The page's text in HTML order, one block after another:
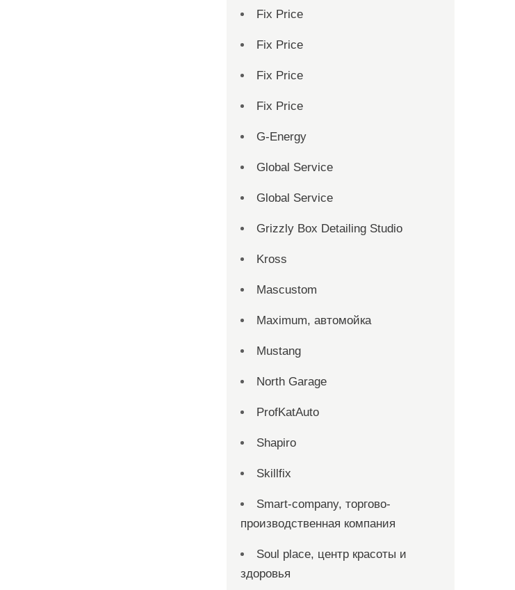
Fix Price
Fix Price
Fix Price
Fix Price
G-Energy
Global Service
Global Service
Grizzly Box Detailing Studio
Kross
Mascustom
Maximum, автомойка
Mustang
North Garage
ProfKatAuto
Shapiro
Skillfix
Smart-company, торгово-
производственная компания
Soul place, центр красоты и
здоровья